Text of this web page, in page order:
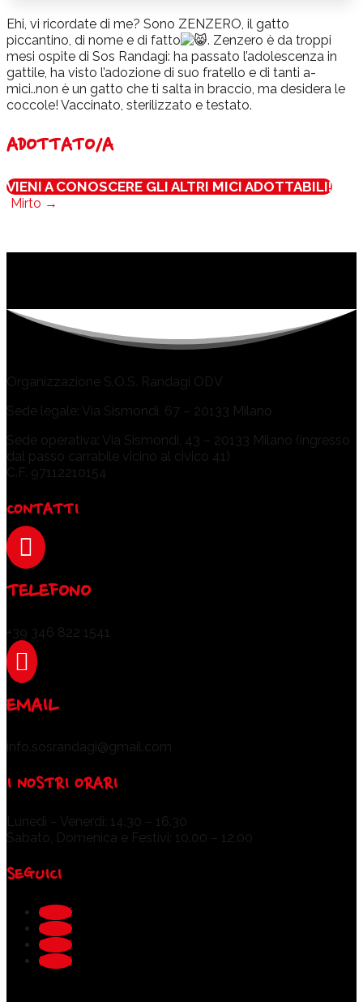
Ehi, vi ricordate di me? Sono ZENZERO, il gatto
piccantino, di nome e di fatto
. Zenzero è da troppi
mesi ospite di Sos Randagi: ha passato l’adolescenza in
gattile, ha visto l’adozione di suo fratello e di tanti a-
mici..non è un gatto che ti salta in braccio, ma desidera le
coccole! Vaccinato, sterilizzato e testato.
ADOTTATO/A
VIENI A CONOSCERE GLI ALTRI MICI ADOTTABILI!
Mirto →
Organizzazione S.O.S. Randagi ODV
Sede legale: Via Sismondi, 67 – 20133 Milano
Sede operativa: Via Sismondi, 43 – 20133 Milano (ingresso
dal passo carrabile vicino al civico 41)
C.F. 97112210154
CONTATTI

TELEFONO
+39 346 822 1541

EMAIL
info.sosrandagi@gmail.com
I NOSTRI ORARI
Lunedì – Venerdì: 14.30 – 16.30
Sabato, Domenica e Festivi: 10.00 – 12.00
SEGUICI
Segui
Segui
Segui
Segui